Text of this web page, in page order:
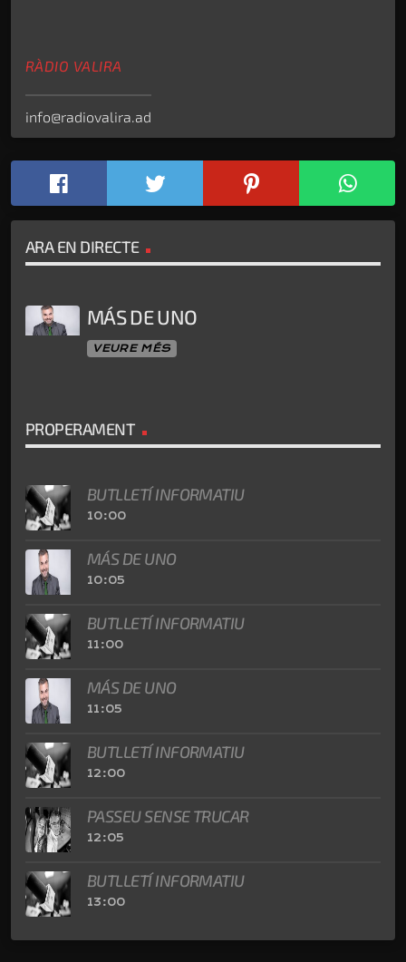
RÀDIO VALIRA
info@radiovalira.ad
ARA EN DIRECTE
MÁS DE UNO
VEURE MÉS
PROPERAMENT
BUTLLETÍ INFORMATIU
10:00
MÁS DE UNO
10:05
BUTLLETÍ INFORMATIU
11:00
MÁS DE UNO
11:05
BUTLLETÍ INFORMATIU
12:00
PASSEU SENSE TRUCAR
12:05
BUTLLETÍ INFORMATIU
13:00